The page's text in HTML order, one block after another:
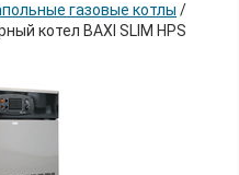
газовые котлы /
котел BAXI SLIM HPS